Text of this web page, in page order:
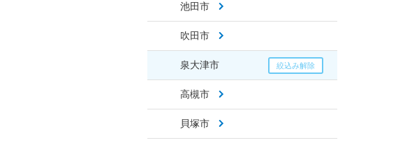
池田市
吹田市
泉大津市
高槻市
貝塚市